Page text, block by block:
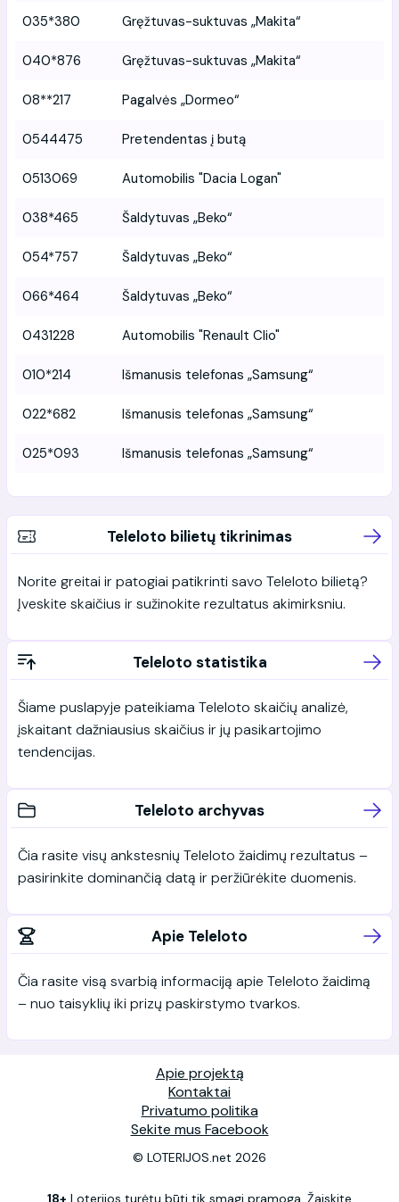
035*380 Gręžtuvas-suktuvas „Makita“
040*876 Gręžtuvas-suktuvas „Makita“
08**217 Pagalvės „Dormeo“
0544475 Pretendentas į butą
0513069 Automobilis "Dacia Logan"
038*465 Šaldytuvas „Beko“
054*757 Šaldytuvas „Beko“
066*464 Šaldytuvas „Beko“
0431228 Automobilis "Renault Clio"
010*214 Išmanusis telefonas „Samsung“
022*682 Išmanusis telefonas „Samsung“
025*093 Išmanusis telefonas „Samsung“
Teleloto bilietų tikrinimas
Norite greitai ir patogiai patikrinti savo Teleloto bilietą?
Įveskite skaičius ir sužinokite rezultatus akimirksniu.
Teleloto statistika
Šiame puslapyje pateikiama Teleloto skaičių analizė,
įskaitant dažniausius skaičius ir jų pasikartojimo
tendencijas.
Teleloto archyvas
Čia rasite visų ankstesnių Teleloto žaidimų rezultatus –
pasirinkite dominančią datą ir peržiūrėkite duomenis.
Apie Teleloto
Čia rasite visą svarbią informaciją apie Teleloto žaidimą
– nuo taisyklių iki prizų paskirstymo tvarkos.
Apie projektą
Kontaktai
Privatumo politika
Sekite mus Facebook
© LOTERIJOS.net 2026
18+ Loterijos turėtų būti tik smagi pramoga. Žaiskite